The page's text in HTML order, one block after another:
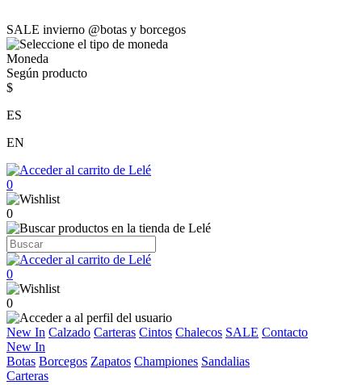
SALE invierno @botas y borcegos
Moneda
Según producto
$
ES
EN
0
0
0
0
New In Calzado Carteras Cintos Chalecos SALE Contacto
New In
Botas Borcegos Zapatos Championes Sandalias
Carteras